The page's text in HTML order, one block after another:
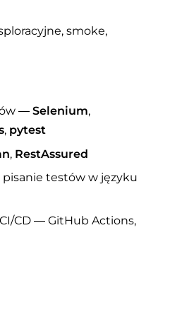
smoke,
—Selenium,
, pytest
, RestAssured
testów w języku
CD — GitHub Actions,